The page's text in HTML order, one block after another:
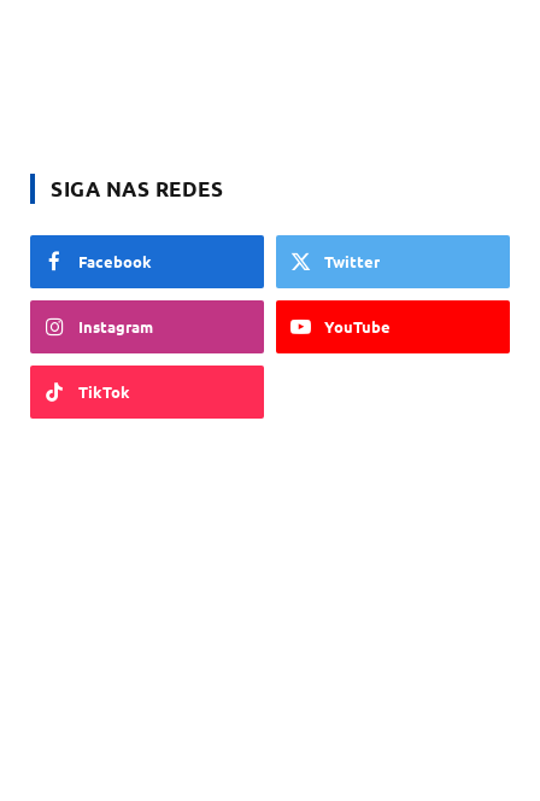
SIGA NAS REDES
Facebook Twitter
Instagram YouTube
TikTok